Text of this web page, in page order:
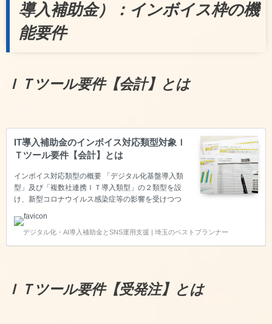
導入補助金）：インボイス枠の機
能要件
ＩＴツール要件【会計】とは
IT導入補助金のインボイス対応類型対象Ｉ
Ｔツール要件【会計】とは
インボイス対応類型の概要 「デジタル化基盤導入類
型」及び「複数社連携ＩＴ導入類型」の２類型を設
け、新型コロナウイルス感染症等の影響を受けつつ
を支援するとともにインボイス制度への対応も見据え
つつ、企業間取引のデジタル化を強力に推進するた
め、「通常枠」よりも補助率を引き上げて優先的に支
ずれかを保有するソフトウェアであることが求められ
ます。今回は【会計】についてご説明いたします。
デジタル化・AI導入補助金とSNS運用支援 | 埼玉のベストプランナー
ＩＴツール要件【受発注】とは